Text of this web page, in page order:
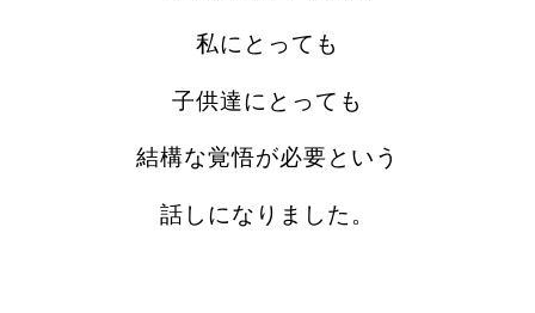
私にとっても
子供達にとっても
結構な覚悟が必要という
話しになりました。